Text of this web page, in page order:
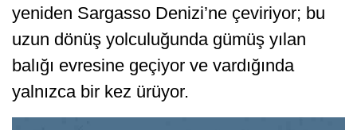
yeniden Sargasso Denizi’ne çeviriyor; bu
uzun dönüş yolculuğunda gümüş yılan
balığı evresine geçiyor ve vardığında
yalnızca bir kez ürüyor.